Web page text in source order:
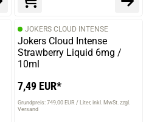
JOKERS CLOUD INTENSE
Jokers Cloud Intense
Strawberry Liquid 6mg /
10ml
7,49 EUR*
Grundpreis: 749,00 EUR / Liter inkl. MwSt. zzgl.
Versand